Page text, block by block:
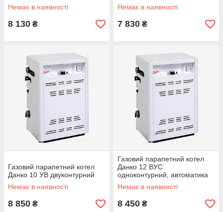
Немає в наявності
8 130 ₴
Немає в наявності
7 830 ₴
Газовий парапетний котел
Данко 10 УВ двуконтурний
Немає в наявності
8 850 ₴
Газовий парапетний котел
Данко 12 ВУС
одноконтурний, автоматика
SIT-Італія
Немає в наявності
8 450 ₴